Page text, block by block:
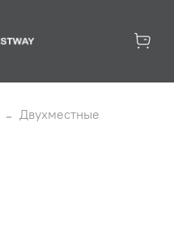
Двухместные